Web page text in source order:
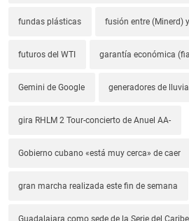
fundas plásticas fusión entre (Minerd)
futuros del WTI garantía económica
Gemini de Google generadores de
gira RHLM 2 Tour-concierto de Anuel AA-
Gobierno cubano «está muy cerca» de caer
gran marcha realizada este fin de semana
Guadalajara como sede de la Serie del